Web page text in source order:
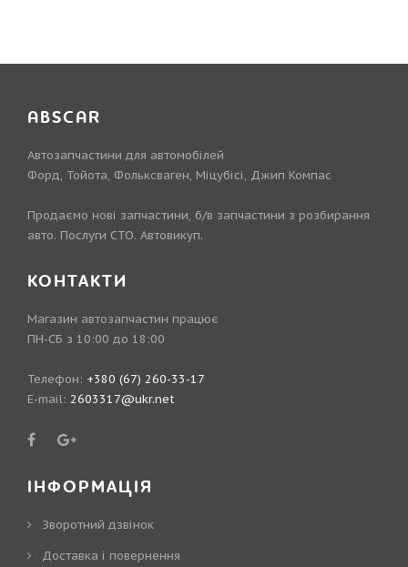
ABSCAR
Автозапчастини для автомобілей
Форд, Тойота, Фольксваген, Міцубісі, Джип Компас
Продаємо нові запчастини, б/в запчастини з розбирання
авто. Послуги СТО. Автовикуп.
КОНТАКТИ
Магазин автозапчастин працює
ПН-СБ з 10:00 до 18:00
Телефон: +380 (67) 260-33-17
E-mail: 2603317@ukr.net
ІНФОРМАЦІЯ
Зворотний дзвінок
Доставка і повернення